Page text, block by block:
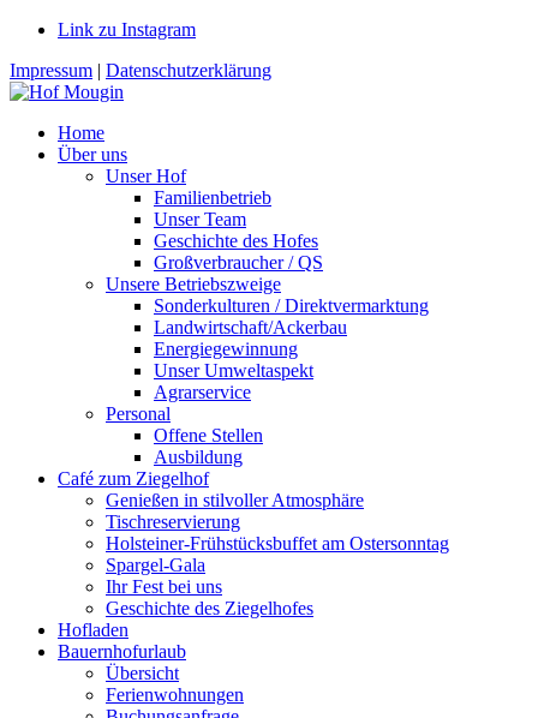
Link zu Instagram
Impressum | Datenschutzerklärung
Home
Über uns
Unser Hof
Familienbetrieb
Unser Team
Geschichte des Hofes
Großverbraucher / QS
Unsere Betriebszweige
Sonderkulturen / Direktvermarktung
Landwirtschaft/Ackerbau
Energiegewinnung
Unser Umweltaspekt
Agrarservice
Personal
Offene Stellen
Ausbildung
Café zum Ziegelhof
Genießen in stilvoller Atmosphäre
Tischreservierung
Holsteiner-Frühstücksbuffet am Ostersonntag
Spargel-Gala
Ihr Fest bei uns
Geschichte des Ziegelhofes
Hofladen
Bauernhofurlaub
Übersicht
Ferienwohnungen